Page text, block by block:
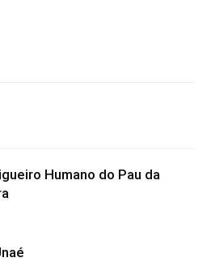
Humano do Pau da